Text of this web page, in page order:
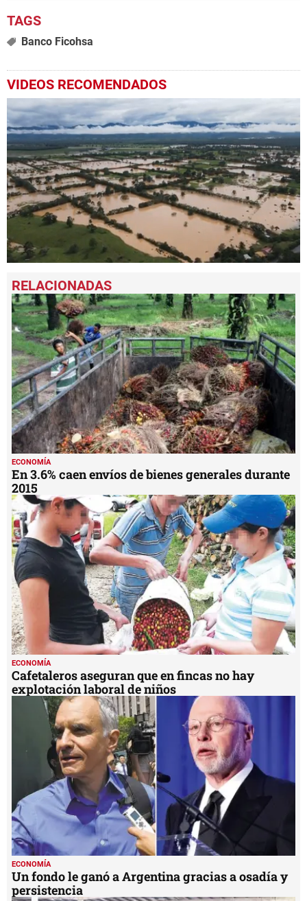
Banco Ficohsa
VIDEOS RECOMENDADOS
seconds
of
1
minute,
52
seconds
ECONOMÍA
En 3.6% caen envíos de bienes generales durante
2015
ECONOMÍA
Cafetaleros aseguran que en fincas no hay
explotación laboral de niños
ECONOMÍA
Un fondo le ganó a Argentina gracias a osadía y
persistencia